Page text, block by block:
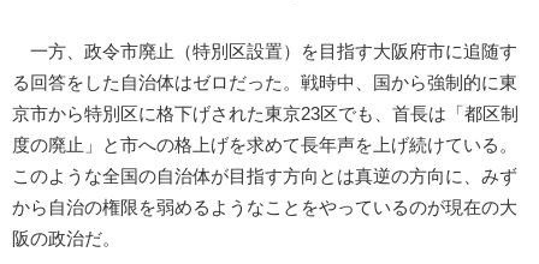
一方、政令市廃止（特別区設置）を目指す大阪府市に追随す
る回答をした自治体はゼロだった。戦時中、国から強制的に東
京市から特別区に格下げされた東京23区でも、首長は「都区制
度の廃止」と市への格上げを求めて長年声を上げ続けている。
このような全国の自治体が目指す方向とは真逆の方向に、みず
から自治の権限を弱めるようなことをやっているのが現在の大
阪の政治だ。